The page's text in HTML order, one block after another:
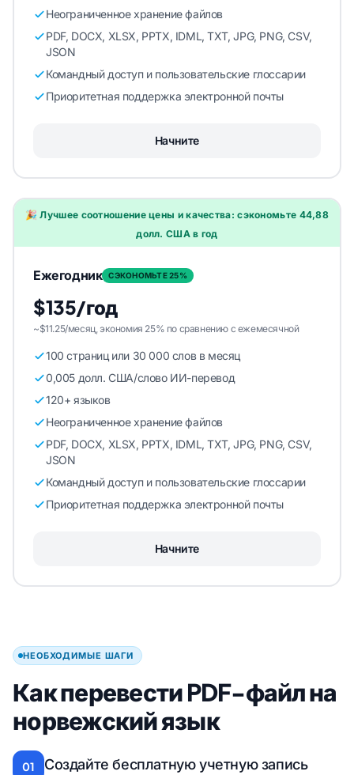
Неограниченное хранение файлов
PDF, DOCX, XLSX, PPTX, IDML, TXT, JPG, PNG, CSV,
JSON
Командный доступ и пользовательские глоссарии
Приоритетная поддержка электронной почты
Начните
🎉 Лучшее соотношение цены и качества: сэкономьте 44,88
долл. США в год
Ежегодник СЭКОНОМЬТЕ 25%
$135/год
~$11.25/месяц, экономия 25% по сравнению с ежемесячной
100 страниц или 30 000 слов в месяц
0,005 долл. США/слово ИИ-перевод
120+ языков
Неограниченное хранение файлов
PDF, DOCX, XLSX, PPTX, IDML, TXT, JPG, PNG, CSV,
JSON
Командный доступ и пользовательские глоссарии
Приоритетная поддержка электронной почты
Начните
НЕОБХОДИМЫЕ ШАГИ
Как перевести PDF-файл на
норвежский язык
01 Создайте бесплатную учетную запись